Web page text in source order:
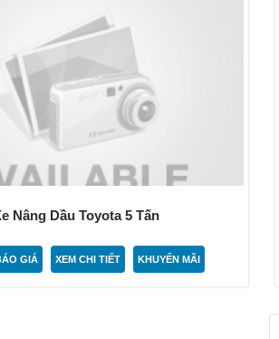
Nâng Dầu Toyota 5 Tấn
GIÁ XEM CHI TIẾT KHUYẾN MÃI